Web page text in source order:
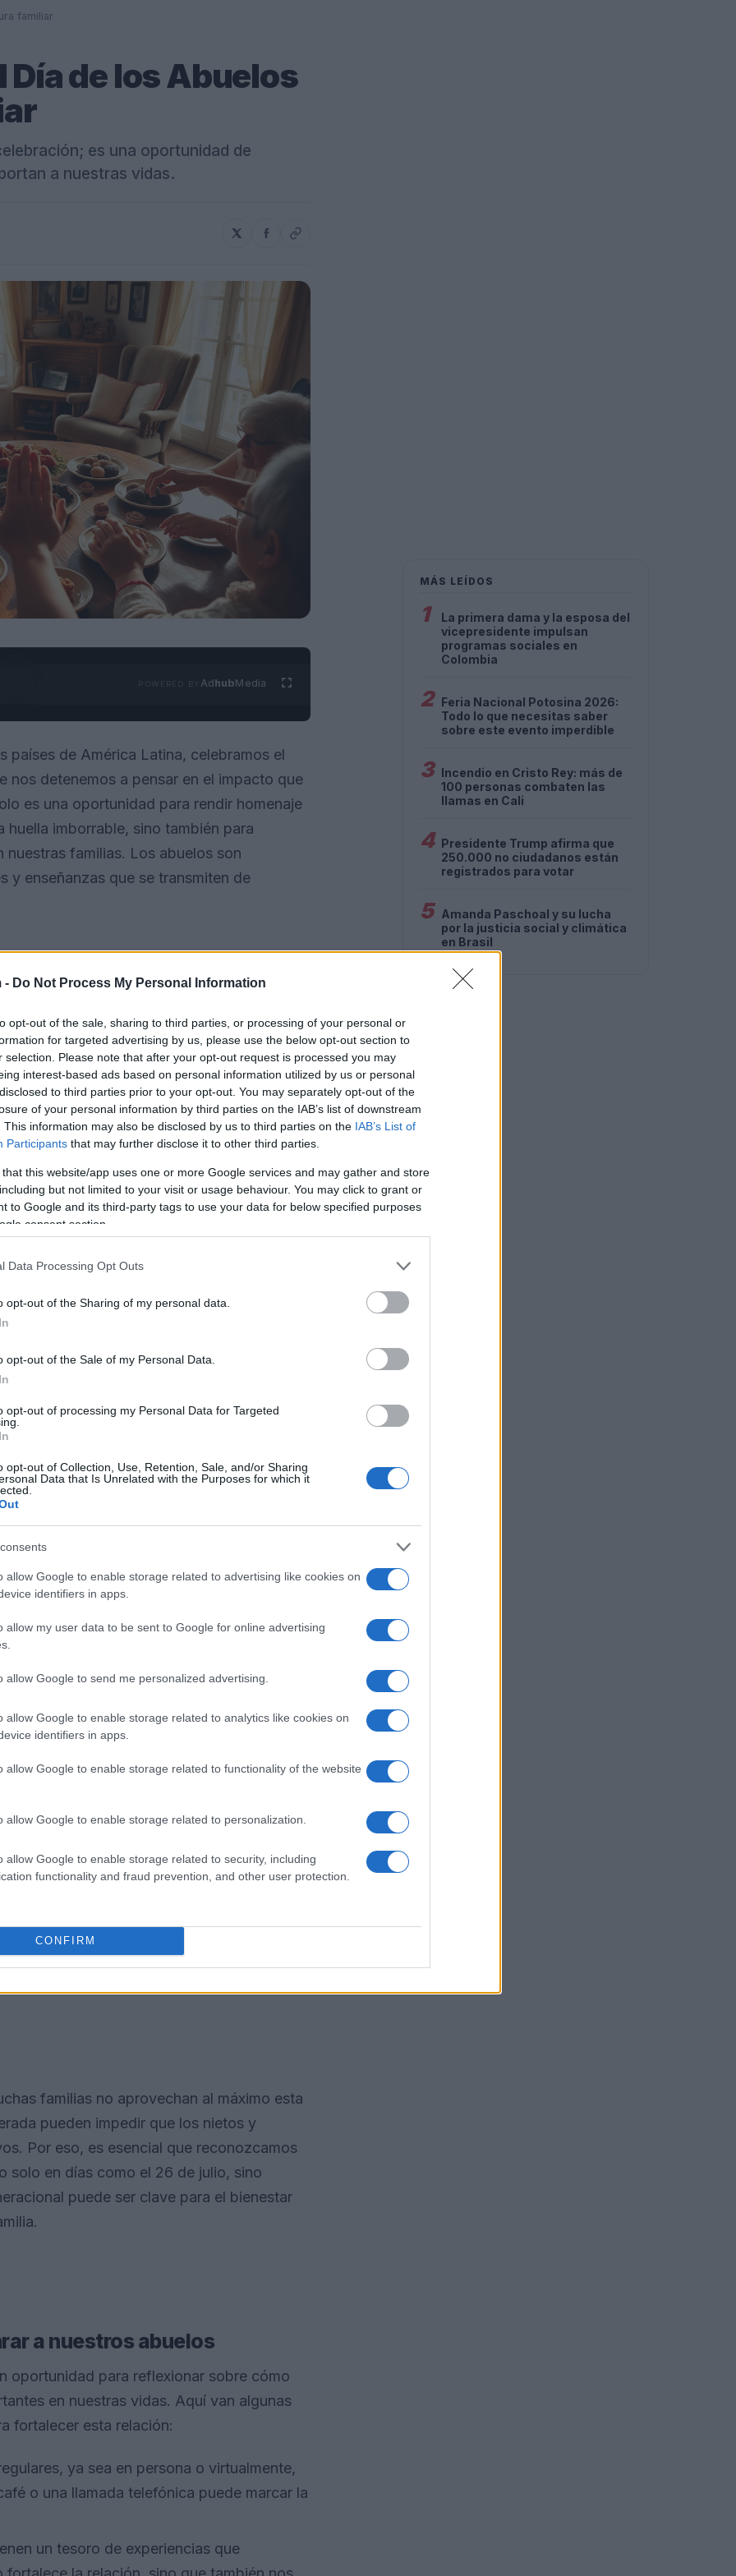
- Do Not Process My Personal Information
opt-out of the sale, sharing to third parties, or processing of your personal or
for targeted advertising by us, please use the below opt-out section to
selection. Please note that after your opt-out request is processed you may
interest-based ads based on personal information utilized by us or personal
to third parties prior to your opt-out. You may separately opt-out of the
of your personal information by third parties on the IAB’s list of downstream
This information may also be disclosed by us to third parties on the IAB’s List of
Participants that may further disclose it to other third parties.
that this website/app uses one or more Google services and may gather and store
but not limited to your visit or usage behaviour. You may click to grant or
to Google and its third-party tags to use your data for below specified purposes
consent section.
Data Processing Opt Outs
opt-out of the Sharing of my personal data.
opt-out of the Sale of my Personal Data.
opt-out of processing my Personal Data for Targeted
opt-out of Collection, Use, Retention, Sale, and/or Sharing
Data that Is Unrelated with the Purposes for which it
allow Google to enable storage related to advertising like cookies on
identifiers in apps.
allow my user data to be sent to Google for online advertising
allow Google to send me personalized advertising.
allow Google to enable storage related to analytics like cookies on
identifiers in apps.
allow Google to enable storage related to functionality of the website
allow Google to enable storage related to personalization.
allow Google to enable storage related to security, including
functionality and fraud prevention, and other user protection.
CONFIRM
familiar
de los Abuelos
es una oportunidad de
a nuestras vidas.
AdhubMedia
países de América Latina, celebramos el
nos detenemos a pensar en el impacto que
es una oportunidad para rendir homenaje
huella imborrable, sino también para
familias. Los abuelos son
y enseñanzas que se transmiten de
católica
celebrar el Día de los Abuelos tiene raíces
con la conmemoración de San Joaquín y
culturas, la figura del abuelo es sinónimo
Este vínculo les otorga un estatus
convirtiéndolos en los «patronos de
evolucionado, convirtiéndose en un
hacia aquellos que nos han guiado y
a menudo, se manifiesta en gestos
palabras de aliento y consejos, los
y estabilidad en un mundo que cambia
contemporánea
mucho más allá del cuidado ocasional de
emocional y sabiduría práctica. En un
estrés del trabajo a tiempo completo y las
un abuelo para ofrecer ese espacio
familias no aprovechan al máximo esta
pueden impedir que los nietos y
Por eso, es esencial que reconozcamos
solo en días como el 26 de julio, sino
puede ser clave para el bienestar
a nuestros abuelos
oportunidad para reflexionar sobre cómo
en nuestras vidas. Aquí van algunas
fortalecer esta relación:
ya sea en persona o virtualmente,
o una llamada telefónica puede marcar la
un tesoro de experiencias que
MÁS LEÍDOS
1
La primera dama y la esposa del
vicepresidente impulsan
programas sociales en
Colombia
2 Feria Nacional Potosina 2026:
Todo lo que necesitas saber
sobre este evento imperdible
3 Incendio en Cristo Rey: más de
100 personas combaten las
llamas en Cali
4 Presidente Trump afirma que
250.000 no ciudadanos están
registrados para votar
5 Amanda Paschoal y su lucha
por la justicia social y climática
en Brasil